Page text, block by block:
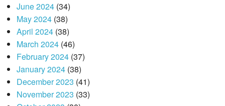
June 2024(34)
May 2024(38)
April 2024(38)
March 2024(46)
February 2024(37)
January 2024(38)
December 2023 (41)
November 2023 (33)